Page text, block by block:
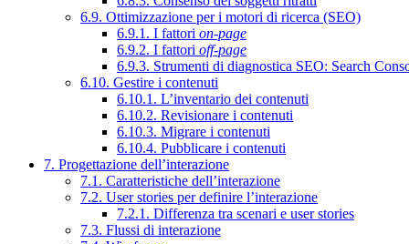
6.9. Ottimizzazione per i motori di ricerca (SEO)
6.9.1. I fattori on-page
6.9.2. I fattori off-page
6.9.3. Strumenti di diagnostica SEO: Search
6.10. Gestire i contenuti
6.10.1. L’inventario dei contenuti
6.10.2. Revisionare i contenuti
6.10.3. Migrare i contenuti
6.10.4. Pubblicare i contenuti
7. Progettazione dell’interazione
7.1. Caratteristiche dell’interazione
7.2. User stories per definire l’interazione
7.2.1. Differenza tra scenari e user stories
7.3. Flussi di interazione